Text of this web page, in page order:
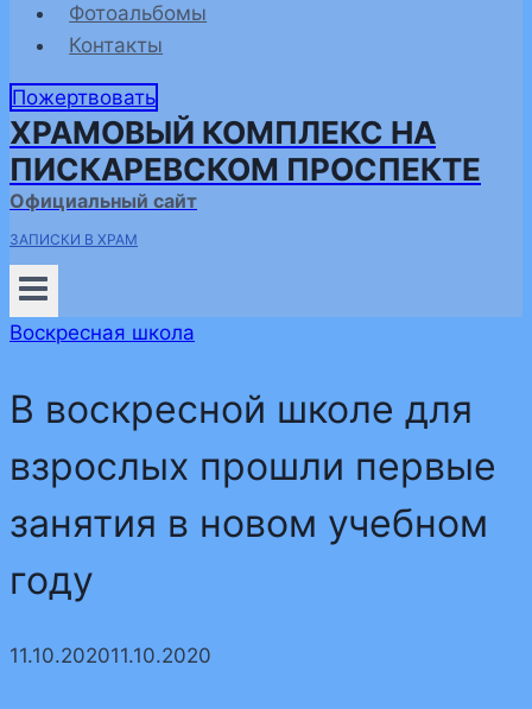
Фотоальбомы
Контакты
Пожертвовать
ХРАМОВЫЙ КОМПЛЕКС НА
ПИСКАРЕВСКОМ ПРОСПЕКТЕ
Официальный сайт
ЗАПИСКИ В ХРАМ
Воскресная школа
В воскресной школе для
взрослых прошли первые
занятия в новом учебном
году
11.10.202011.10.2020